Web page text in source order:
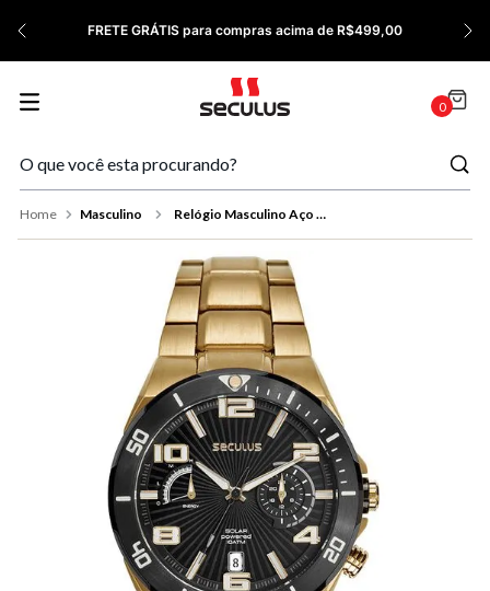
FRETE GRÁTIS para compras acima de R$499,00
0
Masculino Relógio Masculino Aço Dourado Cronógrafo Solar
9º